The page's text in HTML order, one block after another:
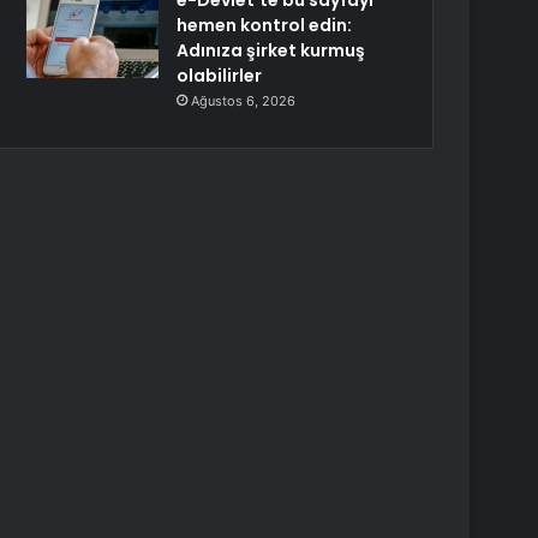
hemen kontrol edin:
Adınıza şirket kurmuş
olabilirler
Ağustos 6, 2026